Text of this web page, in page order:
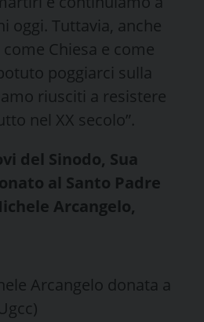
oggi. Tuttavia, anche
Chiesa e come
poggiarci sulla
riusciti a resistere
nel XX secolo”.
del Sinodo, Sua
al Santo Padre
Arcangelo,
Arcangelo donata a